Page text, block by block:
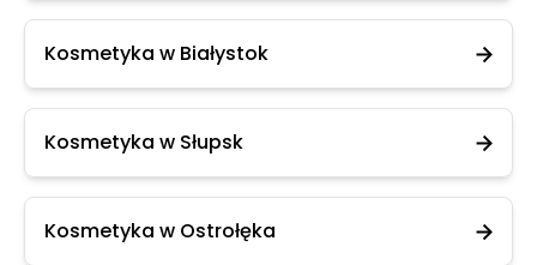
Kosmetyka w Białystok
Kosmetyka w Słupsk
Kosmetyka w Ostrołęka